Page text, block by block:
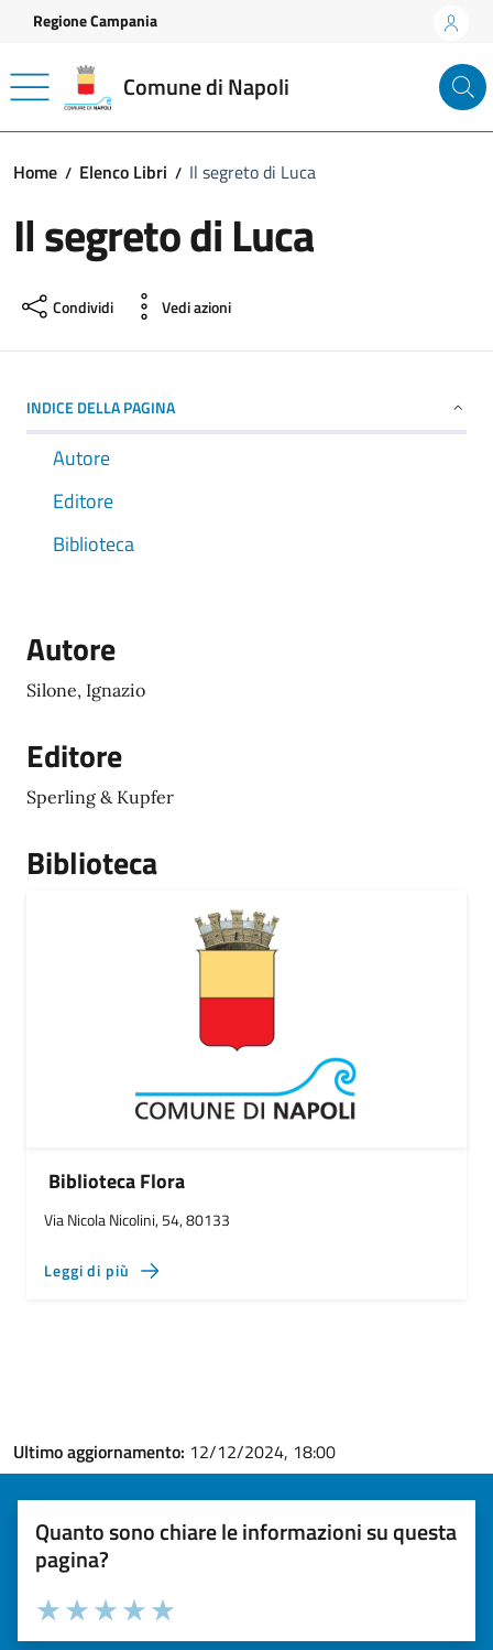
Vai ai contenuti
Vai al footer
Regione Campania
Comune di Napoli
Home Elenco Libri Il segreto di Luca
Il segreto di Luca
Condividi Vedi azioni
INDICE DELLA PAGINA
Autore
Editore
Biblioteca
Autore
Silone, Ignazio
Editore
Sperling & Kupfer
Biblioteca
Biblioteca Flora
Via Nicola Nicolini, 54, 80133
Leggi di più
Ultimo aggiornamento: 12/12/2024, 18:00
Quanto sono chiare le informazioni su questa
pagina?
Valuta la chiarezza delle informazioni (da 1 a 5 stelle)
Seleziona il numero di stelle per valutare la chiarezza delle
Valuta 5 stelle su 5
Valuta 4 stelle su 5
Valuta 3 stelle su 5
Valuta 2 stelle su 5
Valuta 1 stelle su 5